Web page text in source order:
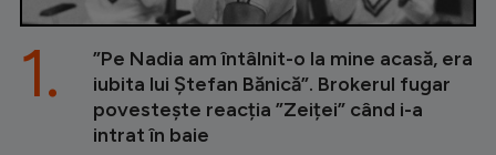
”Pe Nadia am întâlnit-o la mine acasă, era
iubita lui Ștefan Bănică”. Brokerul fugar
povestește reacția ”Zeiței” când i-a
intrat în baie
1.